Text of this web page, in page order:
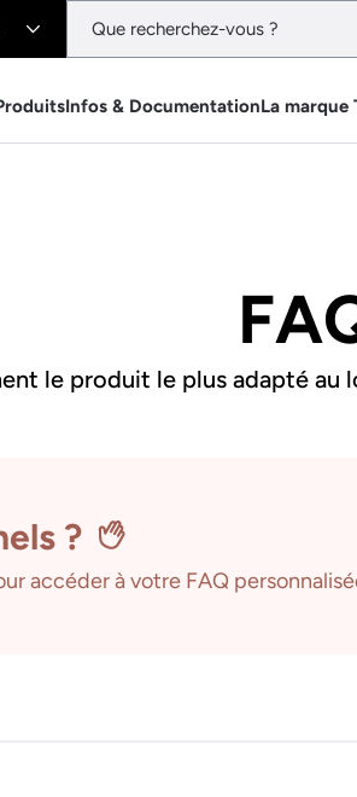
Infos & DocumentationLa marque
le produit le plus adapté
?
accéder à votre FAQ